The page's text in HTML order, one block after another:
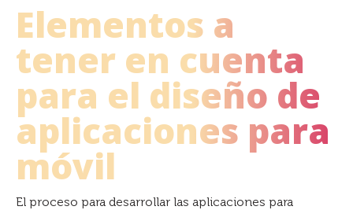
Elementos a
tener en cuenta
para el diseño de
aplicaciones para
móvil
El proceso para desarrollar las aplicaciones para